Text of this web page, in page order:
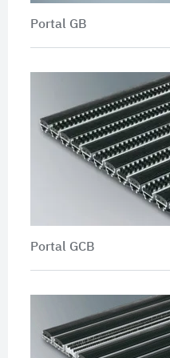
Portal GB
Portal GCB